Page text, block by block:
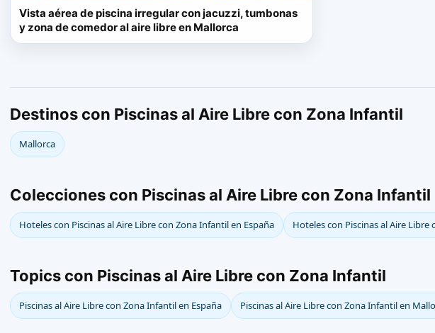
Vista aérea de piscina irregular con jacuzzi, tumbonas
y zona de comedor al aire libre en Mallorca
Destinos con Piscinas al Aire Libre con Zona Infantil
Mallorca
Colecciones con Piscinas al Aire Libre con Zona Infantil
Hoteles con Piscinas al Aire Libre con Zona Infantil en España Hoteles con Piscinas al Aire
Topics con Piscinas al Aire Libre con Zona Infantil
Piscinas al Aire Libre con Zona Infantil en España Piscinas al Aire Libre con Zona Infantil en